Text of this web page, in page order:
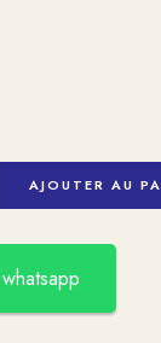
AJOUTER AU